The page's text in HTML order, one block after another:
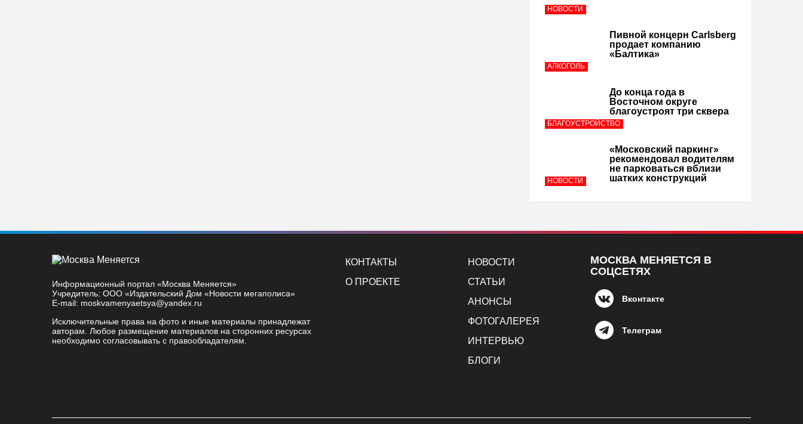
НОВОСТИ
АЛКОГОЛЬ
Пивной концерн Carlsberg
продает компанию
«Балтика»
БЛАГОУСТРОЙСТВО
До конца года в
Восточном округе
благоустроят три сквера
НОВОСТИ
«Московский паркинг»
рекомендовал водителям
не парковаться вблизи
шатких конструкций
Информационный портал «Москва Меняется»
Учредитель: ООО «Издательский Дом «Новости мегаполиса»
E-mail: moskvamenyaetsya@yandex.ru
Исключительные права на фото и иные материалы принадлежат
авторам. Любое размещение материалов на сторонних ресурсах
необходимо согласовывать с правообладателям.
КОНТАКТЫ
О ПРОЕКТЕ
НОВОСТИ
СТАТЬИ
АНОНСЫ
ФОТОГАЛЕРЕЯ
ИНТЕРВЬЮ
БЛОГИ
МОСКВА МЕНЯЕТСЯ В
СОЦСЕТЯХ
Вконтакте
Телеграм